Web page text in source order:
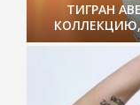
ТИГРАН